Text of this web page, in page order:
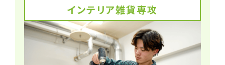
インテリア雑貨専攻